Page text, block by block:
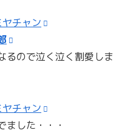
チャン
るので泣く泣く割愛しま
チャン
ました・・・